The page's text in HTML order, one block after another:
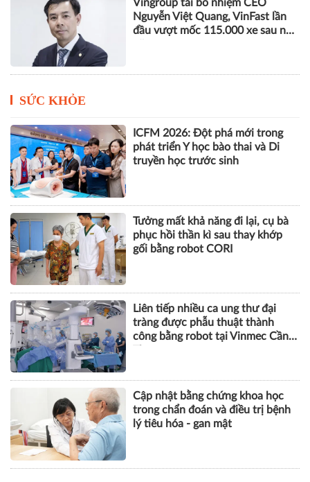
Phó Chủ tịch SHB Đỗ Quang Vinh
tham gia Đoàn Chủ tịch Hội
Doanh nhân trẻ Việt Nam khóa
năm
SỨC KHỎE
ICFM 2026: Đột phá mới trong
phát triển Y học bào thai và Di
truyền học trước sinh
Tưởng mất khả năng đi lại, cụ bà
phục hồi thần kì sau thay khớp
gối bằng robot CORI
Liên tiếp nhiều ca ung thư đại
tràng được phẫu thuật thành
công bằng robot tại Vinmec Cần